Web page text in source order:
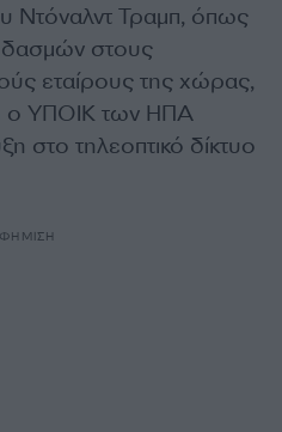
Ντόναλντ Τραμπ, όπως
δασμών στους
εταίρους της χώρας,
ο ΥΠΟΙΚ των ΗΠΑ
στο τηλεοπτικό δίκτυο